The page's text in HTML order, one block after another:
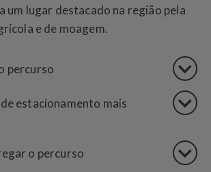
um lugar destacado na região pela
e de moagem.
percurso
estacionamento mais
o percurso